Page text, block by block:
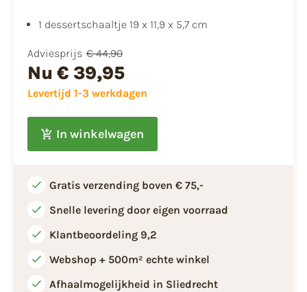
1 dessertschaaltje 19 x 11,9 x 5,7 cm
Adviesprijs € 44,90
Nu € 39,95
Levertijd 1-3 werkdagen
In winkelwagen
Gratis verzending boven € 75,-
Snelle levering door eigen voorraad
Klantbeoordeling 9,2
Webshop + 500m² echte winkel
Afhaalmogelijkheid in Sliedrecht